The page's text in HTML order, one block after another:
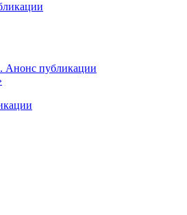
Анонс публикации